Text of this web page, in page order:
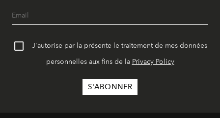
J'autorise par la présente le traitement de mes données
personnelles aux fins de la Privacy Policy